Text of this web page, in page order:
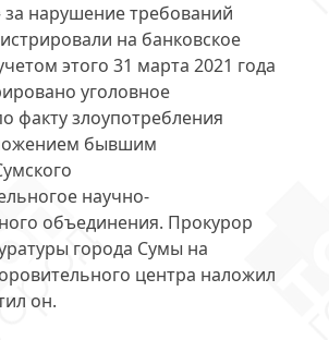
за нарушение требований
на банковское
этого 31 марта 2021 года
уголовное
факту злоупотребления
бывшим
научно-
объединения. Прокурор
города Сумы на
центра наложил
он.